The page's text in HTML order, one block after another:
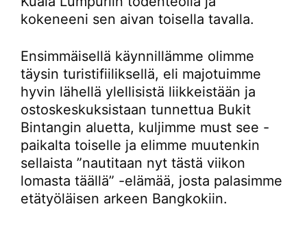
kokeneeni sen aivan toisella tavalla.
Ensimmäisellä käynnillämme olimme
täysin turistifiiliksellä, eli majotuimme
hyvin lähellä ylellisistä liikkeistään ja
ostoskeskuksistaan tunnettua Bukit
Bintangin aluetta, kuljimme must see -
paikalta toiselle ja elimme muutenkin
sellaista ”nautitaan nyt tästä viikon
lomasta täällä” -elämää, josta palasimme
etätyöläisen arkeen Bangkokiin.